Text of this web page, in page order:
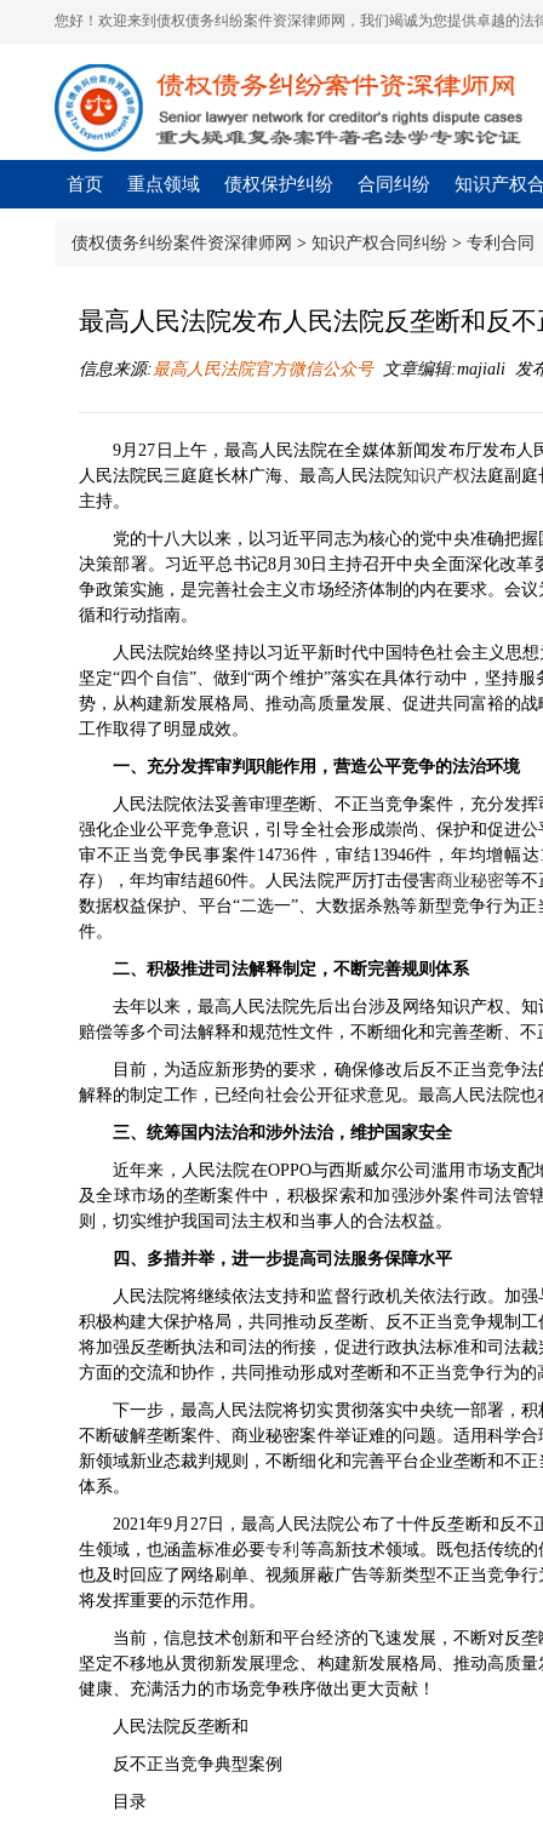
您好！欢迎来到债权债务纠纷案件资深律师网，我们竭诚为您提供卓越的法
首页 重点领域 债权保护纠纷 合同纠纷 知识产权
债权债务纠纷案件资深律师网 > 知识产权合同纠纷 > 专利合同
最高人民法院发布人民法院反垄断和反
信息来源:最高人民法院官方微信公众号文章编辑:majiali 发
9月27日上午，最高人民法院在全媒体新闻发布厅发布人
人民法院民三庭庭长林广海、最高人民法院知识产权法庭副庭
主持。
党的十八大以来，以习近平同志为核心的党中央准确把
决策部署。习近平总书记8月30日主持召开中央全面深化改
争政策实施，是完善社会主义市场经济体制的内在要求。会
循和行动指南。
人民法院始终坚持以习近平新时代中国特色社会主义思
坚定“四个自信”、做到“两个维护”落实在具体行动中，坚持
势，从构建新发展格局、推动高质量发展、促进共同富裕的
工作取得了明显成效。
一、充分发挥审判职能作用，营造公平竞争的法治环境
人民法院依法妥善审理垄断、不正当竞争案件，充分发
强化企业公平竞争意识，引导全社会形成崇尚、保护和促进
审不正当竞争民事案件14736件，审结13946件，年均增幅
存），年均审结超60件。人民法院严厉打击侵害商业秘密等不
数据权益保护、平台“二选一”、大数据杀熟等新型竞争行为
件。
二、积极推进司法解释制定，不断完善规则体系
去年以来，最高人民法院先后出台涉及网络知识产权、
赔偿等多个司法解释和规范性文件，不断细化和完善垄断、
目前，为适应新形势的要求，确保修改后反不正当竞争
解释的制定工作，已经向社会公开征求意见。最高人民法院
三、统筹国内法治和涉外法治，维护国家安全
近年来，人民法院在OPPO与西斯威尔公司滥用市场支
及全球市场的垄断案件中，积极探索和加强涉外案件司法
则，切实维护我国司法主权和当事人的合法权益。
四、多措并举，进一步提高司法服务保障水平
人民法院将继续依法支持和监督行政机关依法行政。加
积极构建大保护格局，共同推动反垄断、反不正当竞争规制
将加强反垄断执法和司法的衔接，促进行政执法标准和司法
方面的交流和协作，共同推动形成对垄断和不正当竞争行为的
下一步，最高人民法院将切实贯彻落实中央统一部署，
不断破解垄断案件、商业秘密案件举证难的问题。适用科学
新领域新业态裁判规则，不断细化和完善平台企业垄断和不
体系。
2021年9月27日，最高人民法院公布了十件反垄断和反
生领域，也涵盖标准必要专利 等高新技术领域。既包括传统
也及时回应了网络刷单、视频屏蔽广告等新类型不正当竞争
将发挥重要的示范作用。
当前，信息技术创新和平台经济的飞速发展，不断对反
坚定不移地从贯彻新发展理念、构建新发展格局、推动高质
健康、充满活力的市场竞争秩序做出更大贡献！
人民法院反垄断和
反不正当竞争典型案例
目录